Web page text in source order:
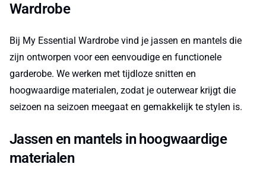
Wardrobe
Bij My Essential Wardrobe vind je jassen en mantels die
zijn ontworpen voor een eenvoudige en functionele
garderobe. We werken met tijdloze snitten en
hoogwaardige materialen, zodat je outerwear krijgt die
seizoen na seizoen meegaat en gemakkelijk te stylen is.
Jassen en mantels in hoogwaardige
materialen